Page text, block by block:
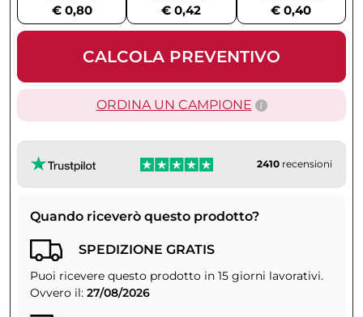
€ 0,80
€ 0,42
€ 0,40
CALCOLA PREVENTIVO
ORDINA UN CAMPIONE
2410 recensioni
Quando riceverò questo prodotto?
SPEDIZIONE GRATIS
Puoi ricevere questo prodotto in 15 giorni lavorativi.
Ovvero il: 27/08/2026